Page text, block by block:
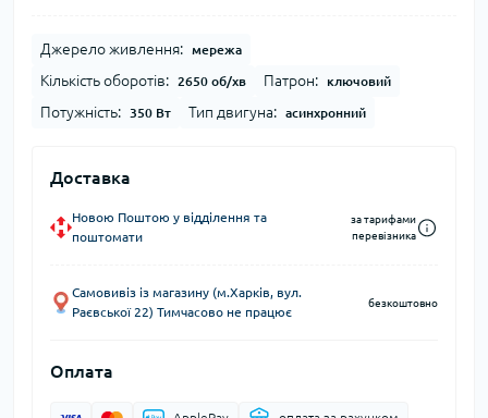
Джерело живлення: мережа
Кількість оборотів: 2650 об/хв Патрон: ключовий
Потужність: 350 Вт Тип двигуна: асинхронний
Доставка
Новою Поштою у відділення та
поштомати
за тарифами
перевізника
Самовивіз із магазину (м.Харків, вул.
Раєвської 22) Тимчасово не працює
безкоштовно
Оплата